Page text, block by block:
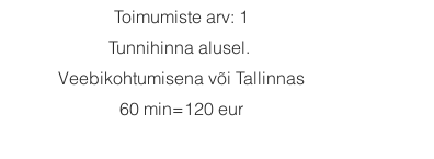
Toimumiste arv: 1
Tunnihinna alusel.
Veebikohtumisena või Tallinnas
60 min=120 eur